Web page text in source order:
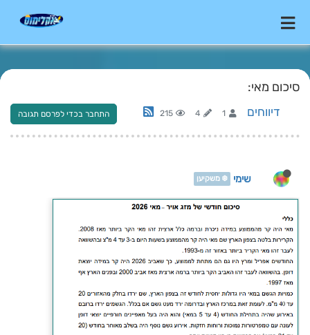
סיכום מאי:
דיווחים 1
4
215 התחבר בכדי לפרסם תגובה
שימי ❄️ משקיען